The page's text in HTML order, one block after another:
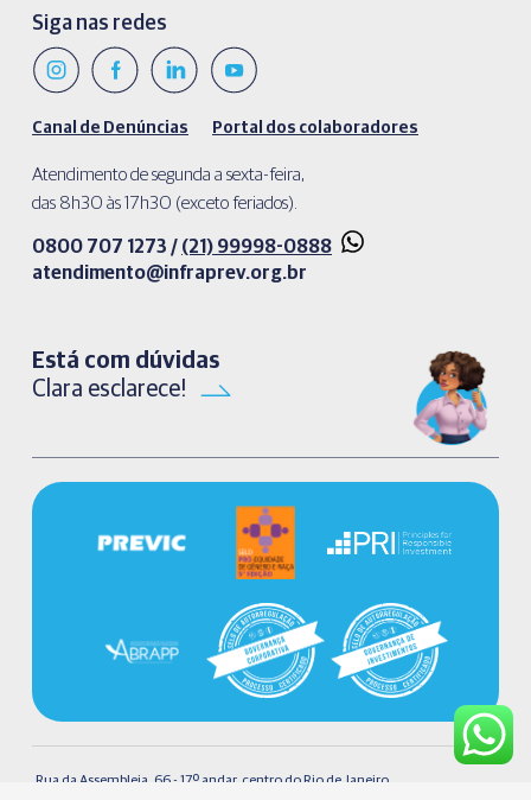
Siga nas redes
Canal de Denúncias Portal dos colaboradores
Atendimento de segunda a sexta-feira,
das 8h30 às 17h30 (exceto feriados).
0800 707 1273 / (21) 99998-0888
atendimento@infraprev.org.br​
Está com dúvidas
Clara esclarece!
Rua da Assembleia, 66 - 17º andar, centro do Rio de Janeiro.